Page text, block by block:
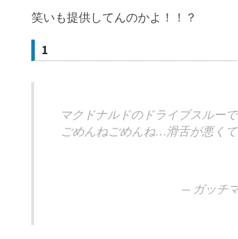
笑いも提供してんのかよ！！？
1
マクドナルドのドライブスルー
ごめんねごめんね…滑舌が悪く
— ガッチ